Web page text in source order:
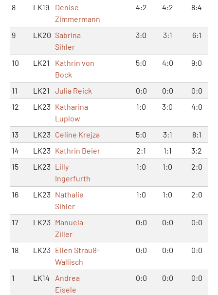
8
LK19
Denise
Zimmermann
4:2 4:2 8:4
9 LK20 Sabrina
Sihler
3:0 3:1 6:1
10 LK21
Kathrin von
Bock
5:0 4:0 9:0
11 LK21 Julia Reick 0:0 0:0
0:0
12
LK23 Katharina
Luplow
1:0 3:0 4:0
13 LK23 Celine Krejza 5:0 3:1
8:1
14
LK23 Kathrin Beier 2:1 1:1
3:2
15
LK23 Lilly
Ingerfurth
1:0 1:0 2:0
16 LK23 Nathalie
Sihler
1:0 1:0 2:0
17 LK23 Manuela
Ziller
0:0 0:0 0:0
18 LK23 Ellen Strauß-
Wallisch
0:0 0:0 0:0
1 LK14
Andrea
Eisele
0:0 0:0 0:0